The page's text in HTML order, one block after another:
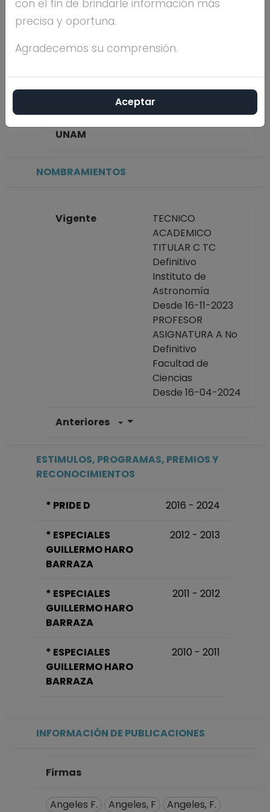
URIBE
estudios
Antigüedad
UNAM
NOMBRAMIENTOS
Vigente
TECNICO
ACADEMICO
TITULAR C TC
Definitivo
Instituto de
Astronomía
Desde 16-11-2023
PROFESOR
ASIGNATURA A No
Definitivo
Facultad de
Ciencias
Desde 16-04-2024
Anteriores
Facultad de
hasta 15-04-2024
ACADEMICO
Astronomía
ASIGNATURA A TP
hasta 15-10-2023
PROFESOR
Ciencias
ESTIMULOS, PROGRAMAS, PREMIOS Y
RECONOCIMIENTOS
* PRIDE D 2016 - 2024
* ESPECIALES
GUILLERMO HARO
BARRAZA
2012 - 2013
* ESPECIALES
GUILLERMO HARO
BARRAZA
2011 - 2012
* ESPECIALES
GUILLERMO HARO
BARRAZA
2010 - 2011
INFORMACIÓN DE PUBLICACIONES
Firmas
Angeles F. Angeles, F Angeles, F.
con el fin de brindarle información más
precisa y oportuna.
Agradecemos su comprensión.
Aceptar